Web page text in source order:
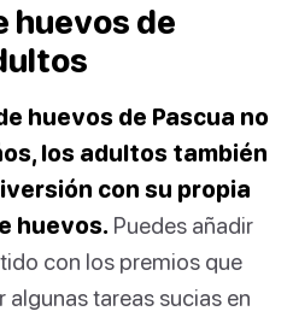
huevos de
huevos de Pascua no
los adultos también
con su propia
huevos. Puedes añadir
con los premios que
tareas sucias en